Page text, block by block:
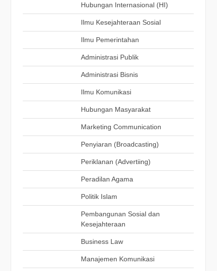
Hubungan Internasional (HI)
Ilmu Kesejahteraan Sosial
Ilmu Pemerintahan
Administrasi Publik
Administrasi Bisnis
Ilmu Komunikasi
Hubungan Masyarakat
Marketing Communication
Penyiaran (Broadcasting)
Periklanan (Advertiing)
Peradilan Agama
Politik Islam
Pembangunan Sosial dan
Kesejahteraan
Business Law
Manajemen Komunikasi